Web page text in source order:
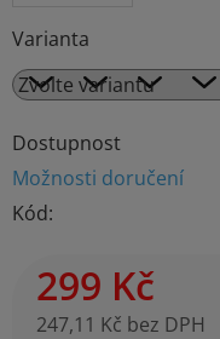
Varianta
Dostupnost
Možnosti doručení
Kód:
299 Kč
247,11 Kč bez DPH